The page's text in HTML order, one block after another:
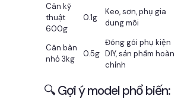
Cân kỹ
thuật
600g
0.1g
Keo, sơn, phụ gia
dung môi
Cân bàn
nhỏ 3kg
0.5g
Đóng gói phụ kiện
DIY, sản phẩm hoàn
chỉnh
🔍 Gợi ý model phổ biến: